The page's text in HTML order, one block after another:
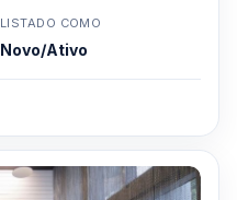
LISTADO COMO
Novo/Ativo